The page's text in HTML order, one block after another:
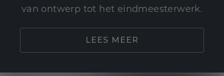
van ontwerp tot het eindmeesterwerk.
LEES MEER